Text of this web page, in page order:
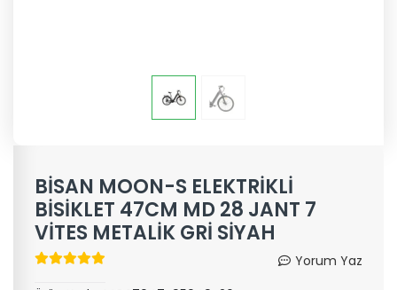
BİSAN MOON-S ELEKTRİKLİ
BİSİKLET 47CM MD 28 JANT 7
VİTES METALİK GRİ SİYAH
Yorum Yaz